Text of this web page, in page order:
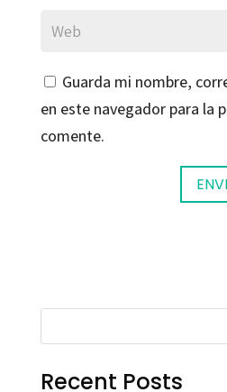
Guarda mi nombre,
en este navegador para la
comente.
Recent Posts